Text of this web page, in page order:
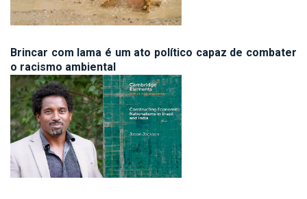
Brincar com lama é um ato político capaz de combater
o racismo ambiental